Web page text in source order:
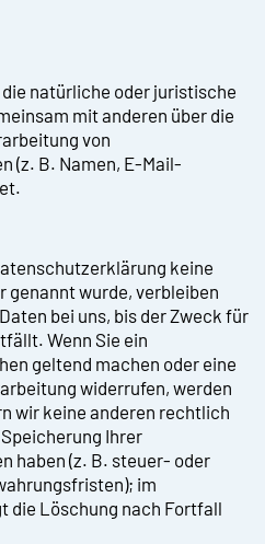
natürliche oder juristische
mit anderen über die
von
(z. B. Namen, E-Mail-
keine
genannt wurde, verbleiben
bei uns, bis der Zweck für
Wenn Sie ein
geltend machen oder eine
widerrufen, werden
wir keine anderen rechtlich
Ihrer
haben (z. B. steuer- oder
im
die Löschung nach Fortfall